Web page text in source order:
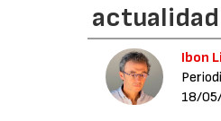
Ibon
18/